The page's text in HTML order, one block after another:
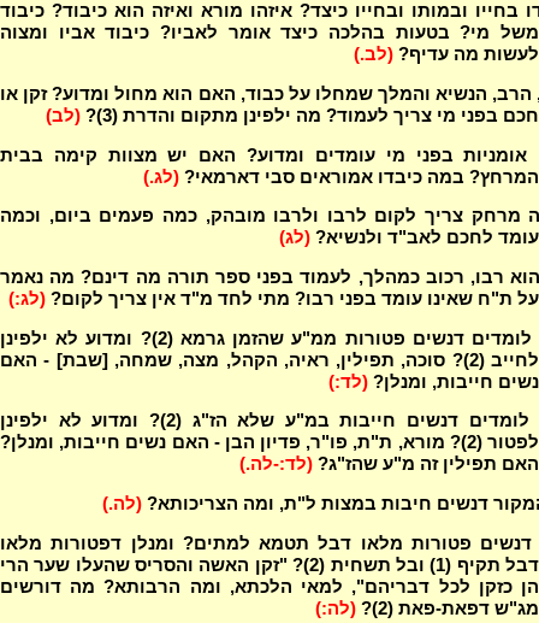
בחייו ובמותו ובחייו כיצד? איזהו מורא ואיזה הוא כיבוד? כיבוד
משל מי? בטעות בהלכה כיצד אומר לאביו? כיבוד אביו ומצוה
לעשות מה עדיף? (לב.)
הנשיא והמלך שמחלו על כבוד, האם הוא מחול ומדוע? זקן או
חכם בפני מי צריך לעמוד? מה ילפינן מתקום והדרת (3)?
(לב)
אומניות בפני מי עומדים ומדוע? האם יש מצוות קימה בבית
המרחץ? במה כיבדו אמוראים סבי דארמאי? (לג.)
מרחק צריך לקום לרבו ולרבו מובהק, כמה פעמים ביום, וכמה
עומד לחכם לאב"ד ולנשיא? (לג)
רבו, רכוב כמהלך, לעמוד בפני ספר תורה מה דינם? מה נאמר
על ת"ח שאינו עומד בפני רבו? מתי לחד מ"ד אין צריך לקום? (לג:)
ממה לומדים דנשים פטורות ממ"ע שהזמן גרמא (2)? ומדוע לא ילפינן
לחייב (2)? סוכה, תפילין, ראיה, הקהל, מצה, שמחה, [שבת] - האם
נשים חייבות, ומנלן? (לד:)
ממה לומדים דנשים חייבות במ"ע שלא הז"ג (2)? ומדוע לא ילפינן
לפטור (2)? מורא, ת"ת, פו"ר, פדיון הבן - האם נשים חייבות, ומנלן?
האם תפילין זה מ"ע שהז"ג? (לד:-לה.)
דנשים חיבות במצות ל"ת, ומה הצריכותא? (לה.)
דנשים פטורות מלאו דבל תטמא למתים? ומנלן דפטורות מלאו
דבל תקיף (1) ובל תשחית (2)? "זקן האשה והסריס שהעלו שער הרי
הן כזקן לכל דבריהם", למאי הלכתא, ומה הרבותא? מה דורשים
מג"ש דפאת-פאת (2)?
(לה:)